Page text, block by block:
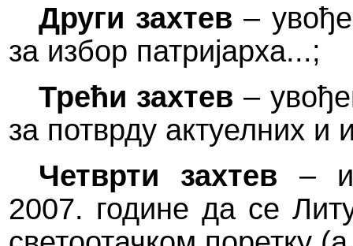
Други захтев –
за избор патријарха...;
Трећи захтев –
за потврду актуелних и
Четврти захтев –
2007. године да се